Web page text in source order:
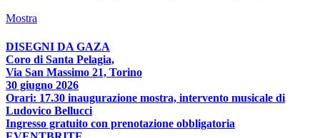
Mostra
DISEGNI DA GAZA
Coro di Santa Pelagia,
Via San Massimo 21, Torino
30 giugno 2026
Orari: 17.30 inaugurazione mostra, intervento musicale di
Ludovico Bellucci
Ingresso gratuito con prenotazione obbligatoria